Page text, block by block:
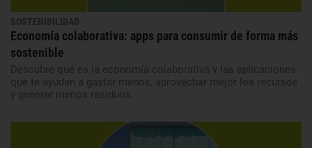
SOSTENIBILIDAD
Economía colaborativa: apps para consumir de forma más
sostenible
Descubre qué es la economía colaborativa y las aplicaciones
que te ayudan a gastar menos, aprovechar mejor los recursos
y generar menos residuos.